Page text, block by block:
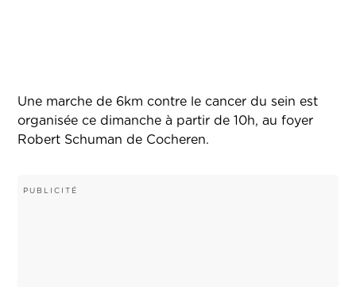
Une marche de 6km contre le cancer du sein est
organisée ce dimanche à partir de 10h, au foyer
Robert Schuman de Cocheren.